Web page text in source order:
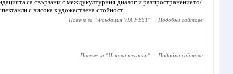
са свързани с междукултурния диалог и разпространението/
с висока художествена стойност.
Повече за "Фондация VIA FEST" Подобни сайтове
Повече за "Илкова театър" Подобни сайтове